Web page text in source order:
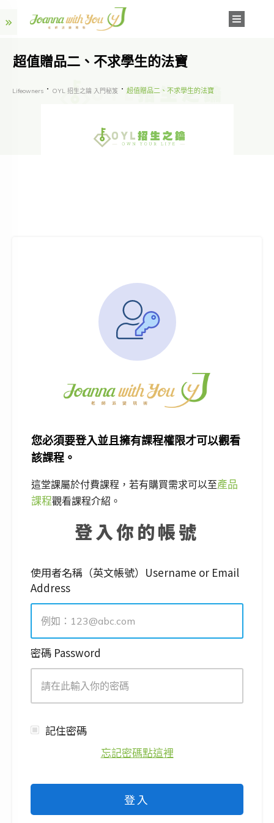
超值贈品二、不求學生的法寶
Lifeowners OYL 招生之鑰 入門秘笈 超值贈品二、不求學生的法寶
您必須要登入並且擁有課程權限才可以觀看
該課程。
這堂課屬於付費課程，若有購買需求可以至產品
課程觀看課程介紹。
登入你的帳號
使用者名稱（英文帳號）Username or Email
Address
密碼 Password
記住密碼
忘記密碼點這裡
登入